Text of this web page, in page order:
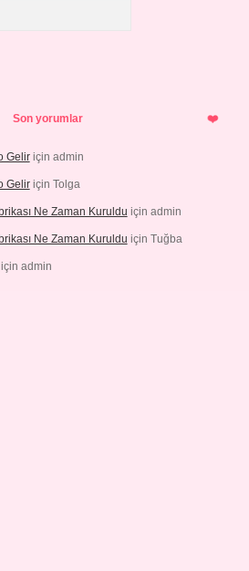
Son yorumlar
Geliriçin admin
Geliriçin Tolga
Ne Zaman Kuruldu için admin
Ne Zaman Kuruldu için Tuğba
admin